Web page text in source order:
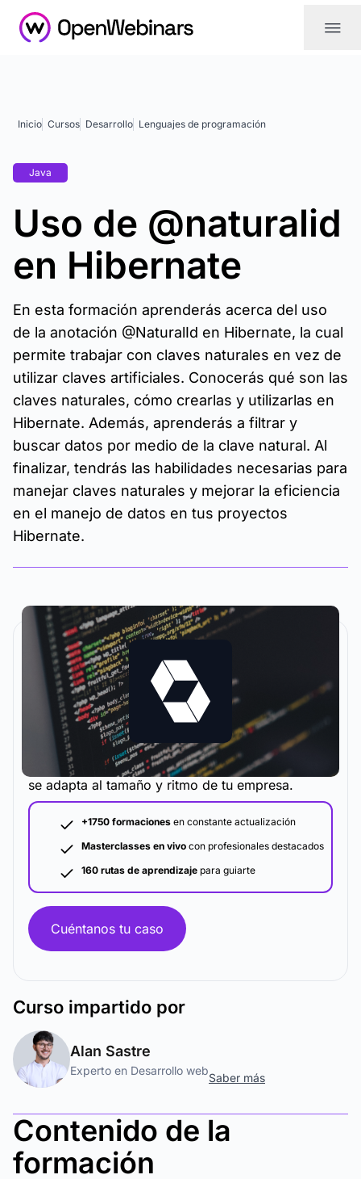
|||
Inicio Cursos Desarrollo Lenguajes de programación
Java
Uso de @naturalid
en Hibernate
En esta formación aprenderás acerca del uso
de la anotación @NaturalId en Hibernate, la cual
permite trabajar con claves naturales en vez de
utilizar claves artificiales. Conocerás qué son las
claves naturales, cómo crearlas y utilizarlas en
Hibernate. Además, aprenderás a filtrar y
buscar datos por medio de la clave natural. Al
finalizar, tendrás las habilidades necesarias para
manejar claves naturales y mejorar la eficiencia
en el manejo de datos en tus proyectos
Hibernate.
La metodología y plataforma de formación que
se adapta al tamaño y ritmo de tu empresa.
+1750 formaciones en constante actualización
Masterclasses en vivo con profesionales destacados
160 rutas de aprendizaje para guiarte
Cuéntanos tu caso
Curso impartido por
Alan Sastre
Experto en Desarrollo web
Saber más
Contenido de la
formación